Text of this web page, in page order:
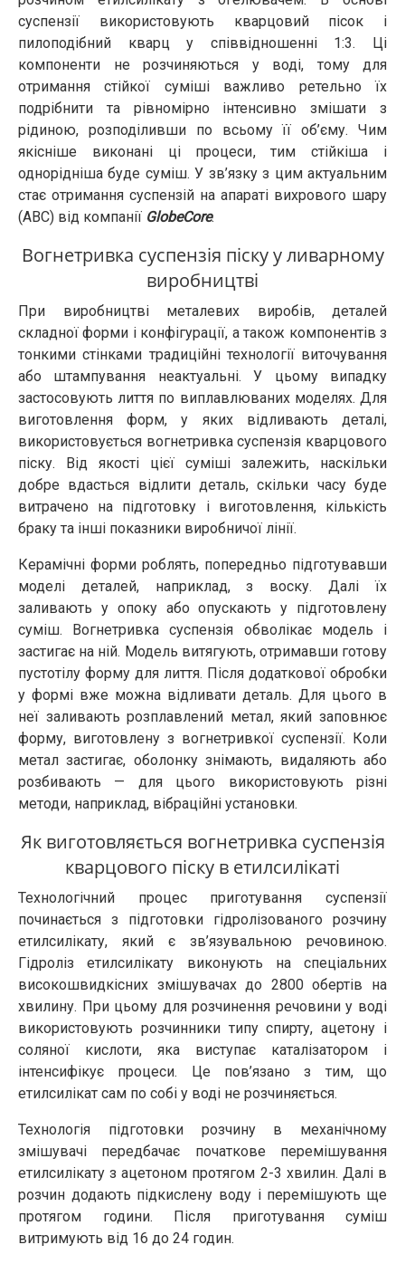
суспензії використовують кварцовий пісок і
пилоподібний кварц у співвідношенні 1:3. Ці
компоненти не розчиняються у воді, тому для
отримання стійкої суміші важливо ретельно їх
подрібнити та рівномірно інтенсивно змішати з
рідиною, розподіливши по всьому її об’єму. Чим
якісніше виконані ці процеси, тим стійкіша і
однорідніша буде суміш. У зв’язку з цим актуальним
стає отримання суспензій на апараті вихрового шару
(АВС) від компанії GlobeCore.
Вогнетривка суспензія піску у ливарному
виробництві
При виробництві металевих виробів, деталей
складної форми і конфігурації, а також компонентів з
тонкими стінками традиційні технології виточування
або штампування неактуальні. У цьому випадку
застосовують лиття по виплавлюваних моделях. Для
виготовлення форм, у яких відливають деталі,
використовується вогнетривка суспензія кварцового
піску. Від якості цієї суміші залежить, наскільки
добре вдасться відлити деталь, скільки часу буде
витрачено на підготовку і виготовлення, кількість
браку та інші показники виробничої лінії.
Керамічні форми роблять, попередньо підготувавши
моделі деталей, наприклад, з воску. Далі їх
заливають у опоку або опускають у підготовлену
суміш. Вогнетривка суспензія обволікає модель і
застигає на ній. Модель витягують, отримавши готову
пустотілу форму для лиття. Після додаткової обробки
у формі вже можна відливати деталь. Для цього в
неї заливають розплавлений метал, який заповнює
форму, виготовлену з вогнетривкої суспензії. Коли
метал застигає, оболонку знімають, видаляють або
розбивають — для цього використовують різні
методи, наприклад, вібраційні установки.
Як виготовляється вогнетривка суспензія
кварцового піску в етилсилікаті
Технологічний процес приготування суспензії
починається з підготовки гідролізованого розчину
етилсилікату, який є зв’язувальною речовиною.
Гідроліз етилсилікату виконують на спеціальних
високошвидкісних змішувачах до 2800 обертів на
хвилину. При цьому для розчинення речовини у воді
використовують розчинники типу спирту, ацетону і
соляної кислоти, яка виступає каталізатором і
інтенсифікує процеси. Це пов’язано з тим, що
етилсилікат сам по собі у воді не розчиняється.
Технологія підготовки розчину в механічному
змішувачі передбачає початкове перемішування
етилсилікату з ацетоном протягом 2-3 хвилин. Далі в
розчин додають підкислену воду і перемішують ще
протягом години. Після приготування суміш
витримують від 16 до 24 годин.